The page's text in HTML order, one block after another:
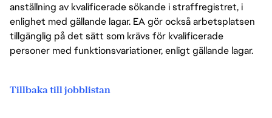
anställning av kvalificerade sökande i straffregistret, i
enlighet med gällande lagar. EA gör också arbetsplatsen
tillgänglig på det sätt som krävs för kvalificerade
personer med funktionsvariationer, enligt gällande lagar.
Tillbaka till jobblistan